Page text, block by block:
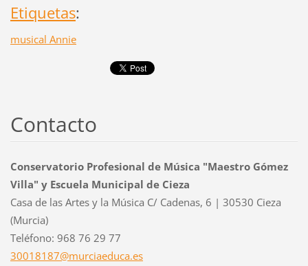
Etiquetas:
musical Annie
Contacto
Conservatorio Profesional de Música "Maestro Gómez
Villa" y Escuela Municipal de Cieza
Casa de las Artes y la Música C/ Cadenas, 6 | 30530 Cieza
(Murcia)
Teléfono: 968 76 29 77
30018187@murciaeduca.es